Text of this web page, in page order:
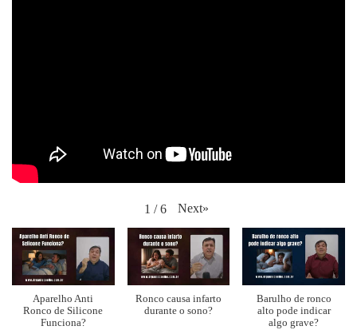
1 / 6 Next»
Aparelho Anti
Ronco de Silicone
Funciona?
Ronco causa infarto
durante o sono?
Barulho de ronco
alto pode indicar
algo grave?